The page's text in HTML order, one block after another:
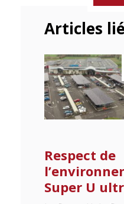
Articles
Respect de
Super U